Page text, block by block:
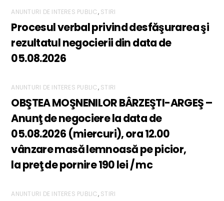
ANUNTURI DE INTERES PUBLIC, STIRI
Procesul verbal privind desfăşurarea şi
rezultatul negocierii din data de
05.08.2026
ANUNTURI DE INTERES PUBLIC, STIRI
OBŞTEA MOŞNENILOR BÂRZEŞTI-ARGEŞ –
Anunţ de negociere la data de
05.08.2026 (miercuri), ora 12.00
vânzare masă lemnoasă pe picior,
la preţ de pornire 190 lei / mc
ANUNTURI DE INTERES PUBLIC, STIRI